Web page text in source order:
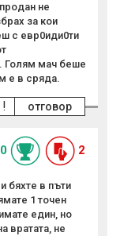
не
за кои
с евр0иди0ти
Голям мач беше
е в сряда.
отговор
!
0 2
бяхте в пъти
1 точен
един, но
вратата, не